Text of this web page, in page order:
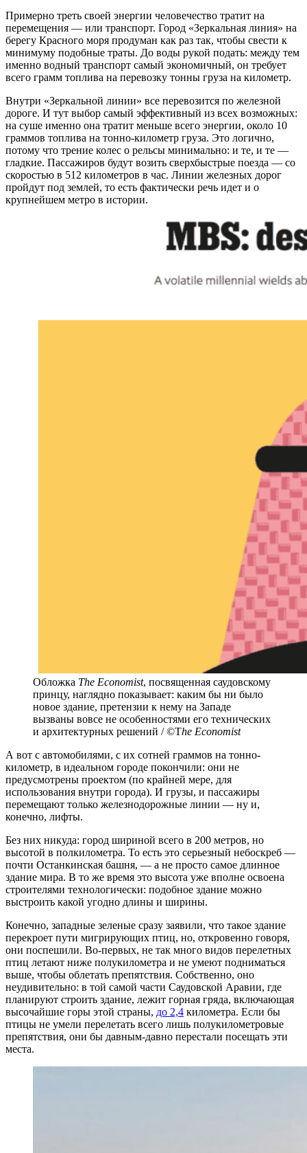
Примерно треть своей энергии человечество тратит на
перемещения — или транспорт. Город «Зеркальная линия» на
берегу Красного моря продуман как раз так, чтобы свести к
минимуму подобные траты. До воды рукой подать: между тем
именно водный транспорт самый экономичный, он требует
всего грамм топлива на перевозку тонны груза на километр.
Внутри «Зеркальной линии» все перевозится по железной
дороге. И тут выбор самый эффективный из всех возможных:
на суше именно она тратит меньше всего энергии, около 10
граммов топлива на тонно-километр груза. Это логично,
потому что трение колес о рельсы минимально: и те, и те —
гладкие. Пассажиров будут возить сверхбыстрые поезда — со
скоростью в 512 километров в час. Линии железных дорог
пройдут под землей, то есть фактически речь идет и о
крупнейшем метро в истории.
Обложка The Economist, посвященная саудовскому
принцу, наглядно показывает: каким бы ни было
новое здание, претензии к нему на Западе
вызваны вовсе не особенностями его технических
и архитектурных решений / ©The Economist
А вот с автомобилями, с их сотней граммов на тонно-
километр, в идеальном городе покончили: они не
предусмотрены проектом (по крайней мере, для
использования внутри города). И грузы, и пассажиры
перемещают только железнодорожные линии — ну и,
конечно, лифты.
Без них никуда: город шириной всего в 200 метров, но
высотой в полкилометра. То есть это серьезный небоскреб —
почти Останкинская башня, — а не просто самое длинное
здание мира. В то же время это высота уже вполне освоена
строителями технологически: подобное здание можно
выстроить какой угодно длины и ширины.
Конечно, западные зеленые сразу заявили, что такое здание
перекроет пути мигрирующих птиц, но, откровенно говоря,
они поспешили. Во-первых, не так много видов перелетных
птиц летают ниже полукилометра и не умеют подниматься
выше, чтобы облетать препятствия. Собственно, оно
неудивительно: в той самой части Саудовской Аравии, где
планируют строить здание, лежит горная гряда, включающая
высочайшие горы этой страны, до 2,4 километра. Если бы
птицы не умели перелетать всего лишь полукилометровые
препятствия, они бы давным-давно перестали посещать эти
места.